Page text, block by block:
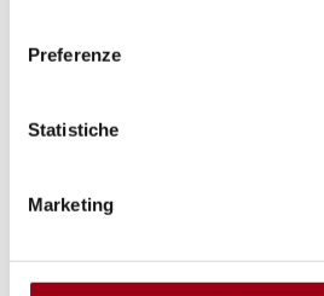
Preferenze
Statistiche
Marketing
Servizio civile